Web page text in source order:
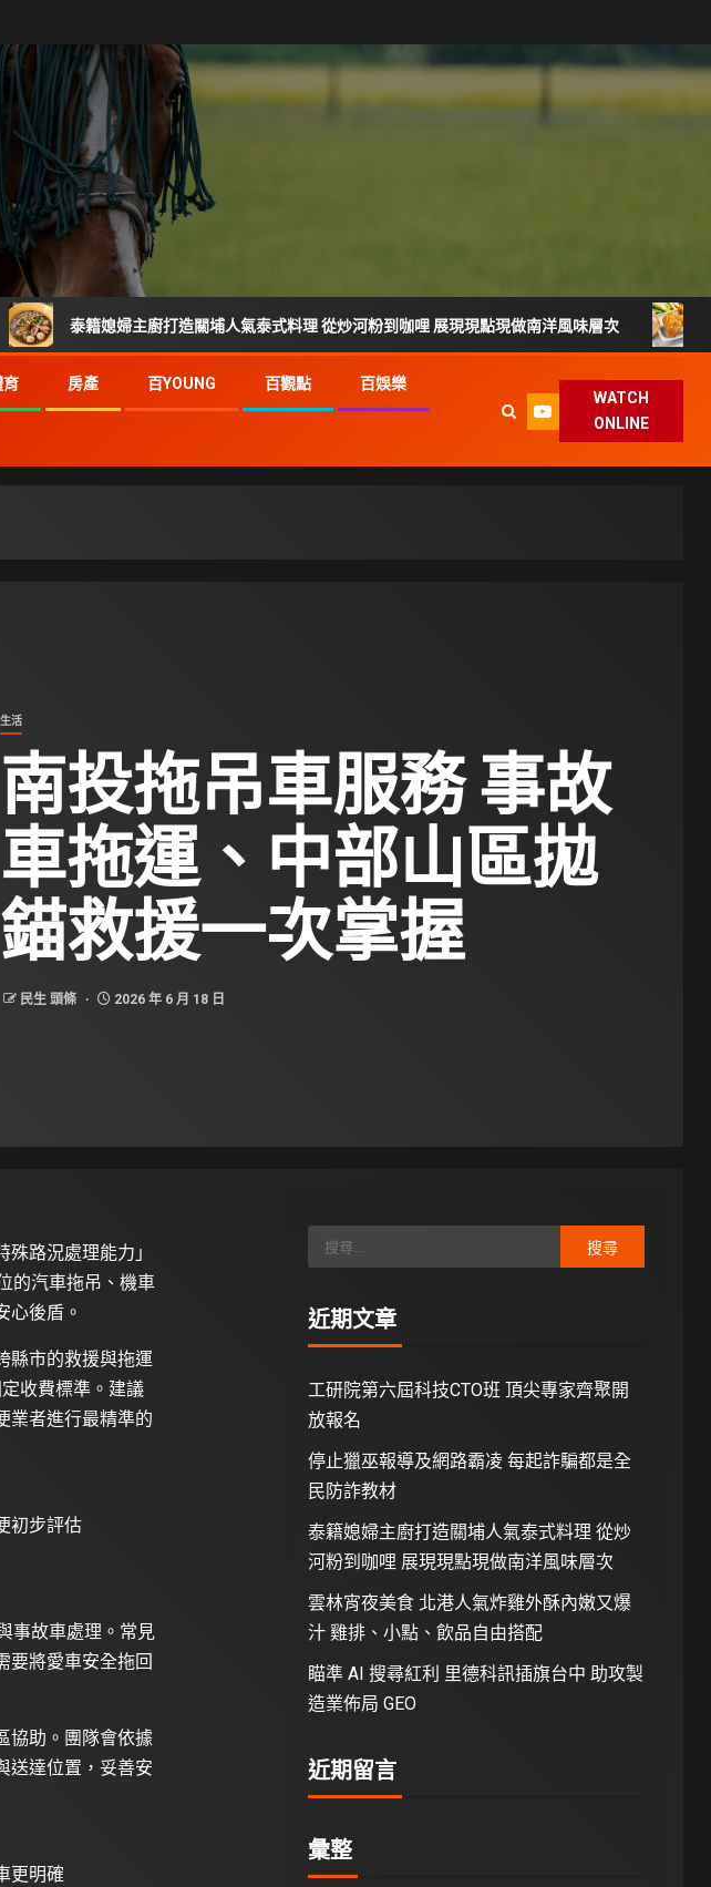
籍媳婦主廚打造關埔人氣泰式料理 從炒河粉到咖哩 展現現點現做南洋風味層次 雲林宵夜
育 房產 百YOUNG 百觀點 百娛樂
WATCH
ONLINE
生活
南投拖吊車服務 事故
車拖運、中部山區拋
錨救援一次掌握
民生 頭條 2026 年 6 月 18 日
路況處理能力」
的汽車拖吊、機車
心後盾。
縣市的救援與拖運
收費標準。建議
業者進行最精準的
初步評估
事故車處理。常見
要將愛車安全拖回
協助。團隊會依據
送達位置，妥善安
更明確
近期文章
工研院第六屆科技CTO班 頂尖專家齊聚開
放報名
停止獵巫報導及網路霸凌 每起詐騙都是全
民防詐教材
泰籍媳婦主廚打造關埔人氣泰式料理 從炒
河粉到咖哩 展現現點現做南洋風味層次
雲林宵夜美食 北港人氣炸雞外酥內嫩又爆
汁 雞排、小點、飲品自由搭配
瞄準 AI 搜尋紅利 里德科訊插旗台中 助攻製
造業佈局 GEO
近期留言
彙整